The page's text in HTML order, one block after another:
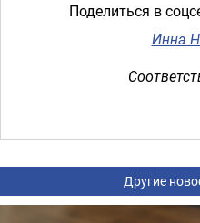
Поделиться в
Инна
Другие